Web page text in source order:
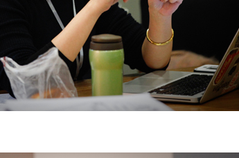
术馆将不承担相应的责任与损失，应由参与活动者根据
织规定进行协商和赔偿。并追究相应的法律责任和经济
动时应当在美术馆工作人员及活动导师、教师指导下进
术馆将不承担相应的责任与损失，应由参与活动者根据
织规定进行协商和赔偿。并追究相应的法律责任和经济
动时应当在美术馆工作人员及活动导师、教师指导下进
术馆将不承担相应的责任与损失，应由参与活动者根据
织规定进行协商和赔偿。并追究相应的法律责任和经济
动时应当在美术馆工作人员及活动导师、教师指导下进